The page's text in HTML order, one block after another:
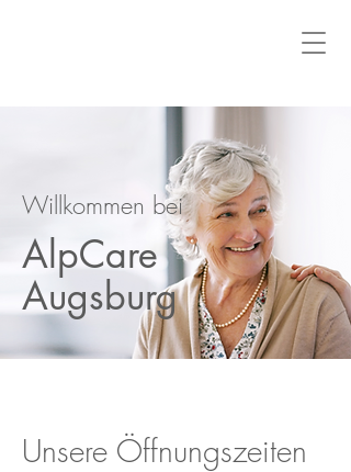
Willkommen bei
AlpCare
Augsburg
Unsere Öffnungszeiten